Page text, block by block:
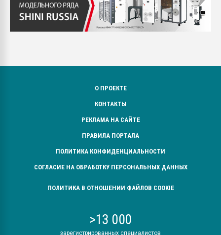
О ПРОЕКТЕ
КОНТАКТЫ
РЕКЛАМА НА САЙТЕ
ПРАВИЛА ПОРТАЛА
ПОЛИТИКА КОНФИДЕНЦИАЛЬНОСТИ
СОГЛАСИЕ НА ОБРАБОТКУ ПЕРСОНАЛЬНЫХ ДАННЫХ
ПОЛИТИКА В ОТНОШЕНИИ ФАЙЛОВ COOKIE
>13 000
зарегистрированных специалистов